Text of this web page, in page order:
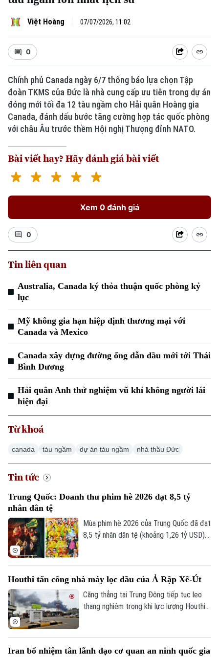
Xu hướng
Việt Hoàng 07/07/2026, 11:02
0
Chính phủ Canada ngày 6/7 thông báo lựa chọn Tập
đoàn TKMS của Đức là nhà cung cấp ưu tiên trong dự án
đóng mới tối đa 12 tàu ngầm cho Hải quân Hoàng gia
Canada, đánh dấu bước tăng cường hợp tác quốc phòng
với châu Âu trước thềm Hội nghị Thượng đỉnh NATO.
Bài viết hay? Hãy đánh giá bài viết
Xem 0 đánh giá
0
Tin liên quan
Australia, Canada ký thỏa thuận quốc phòng kỷ
lục
Mỹ không gia hạn hiệp định thương mại với
Canada và Mexico
Canada xây dựng đường ống dẫn dầu mới tới Thái
Bình Dương
Hải quân Anh thử nghiệm vũ khí không người lái
hiện đại
Từ khoá
canada tàu ngầm dự án tàu ngầm nhà thầu Đức
Tin tức
Trung Quốc: Doanh thu phim hè 2026 đạt 8,5 tỷ
nhân dân tệ
Mùa phim hè 2026 của Trung Quốc đã đạt
8,5 tỷ nhân dân tệ (khoảng 1,26 tỷ USD)
liên tiếp. Tổng số lượt khán giả đến rạp
đã vượt 233 triệu lượt, với hơn 30,41
triệu suất chiếu trong mùa phim hè, kéo
Houthi tấn công nhà máy lọc dầu của Ả Rập Xê-Út
Căng thẳng tại Trung Đông tiếp tục leo
thang nghiêm trọng khi lực lượng Houthi
mỏ của Ả Rập Xê-Út cùng các lực lượng
Iran bổ nhiệm tân lãnh đạo cơ quan an ninh quốc gia